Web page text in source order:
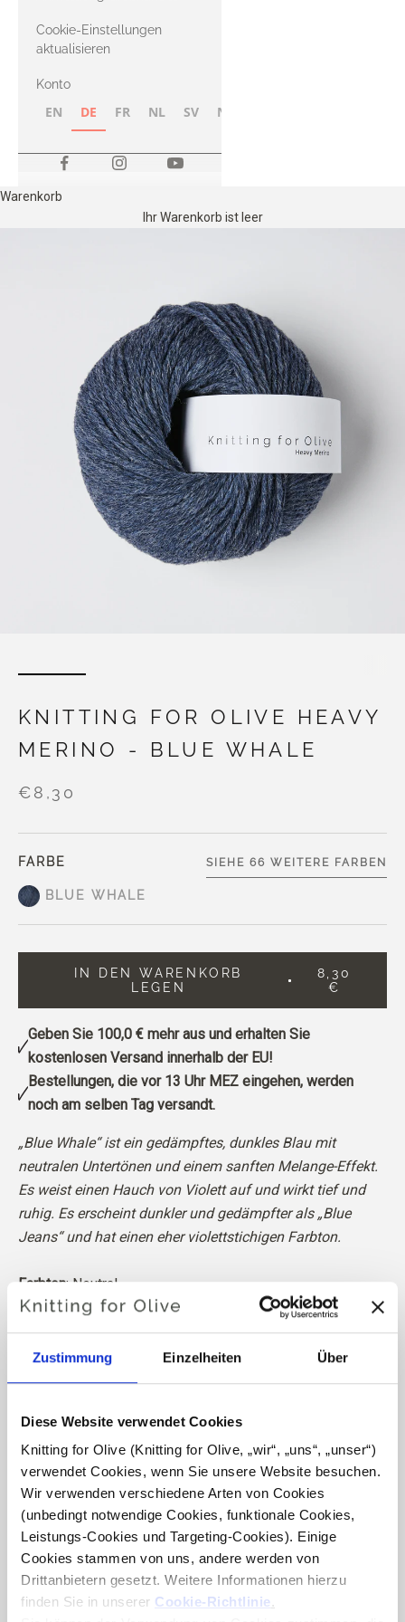
Zustimmung Einzelheiten Über
Diese Website verwendet Cookies
Knitting for Olive (Knitting for Olive, „wir“, „uns“, „unser“)
verwendet Cookies, wenn Sie unsere Website besuchen.
Wir verwenden verschiedene Arten von Cookies
(unbedingt notwendige Cookies, funktionale Cookies,
Leistungs-Cookies und Targeting-Cookies). Einige
Cookies stammen von uns, andere werden von
Drittanbietern gesetzt. Weitere Informationen hierzu
finden Sie in unserer Cookie-Richtlinie.
Cookie-Einstellungen
aktualisieren
Konto
EN DE FR NL SV NB
Warenkorb
Ihr Warenkorb ist leer
KNITTING FOR OLIVE HEAVY
MERINO - BLUE WHALE
€8,30
FARBE
BLUE WHALE
SIEHE 66 WEITERE FARBEN
IN DEN WARENKORB
LEGEN
8,30
€
Geben Sie 100,0 €mehr aus und erhalten Sie
kostenlosen Versand innerhalb der EU!
Bestellungen, die vor 13 Uhr MEZ eingehen, werden
noch am selben Tag versandt.
„Blue Whale“ ist ein gedämpftes, dunkles Blau mit
neutralen Untertönen und einem sanften Melange-Effekt.
Es weist einen Hauch von Violett auf und wirkt tief und
ruhig. Es erscheint dunkler und gedämpfter als „Blue
Jeans“ und hat einen eher violettstichigen Farbton.
Farbton: Neutral
Farbsaison: Sanfter Sommer
Passt auch gut zu: Sanfter Herbst
Knitting for Olive Heavy Merino besteht aus 100%
Struktur. Es ist ein weiches und herrliches Garn, etwas
weniger fein als unsere dünne Merino.
Unsere Merinowolle stammt von Schafen, die in
Neuseeland gezüchtet wurden, wo das Mulesing nicht
praktiziert wird. Die Wolle kann direkt zu der Farm
zurückverfolgt werden, von der sie stammt. Auf diese
Weise wissen wir genau, von welcher Farm, welchem
Bauern und welchem Schaf unsere Wolle stammt.